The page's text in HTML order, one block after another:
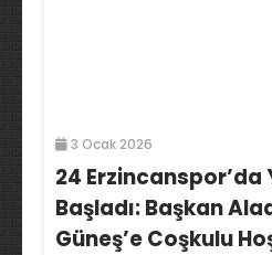
3 Ocak 2026
24 Erzincanspor’da
Başladı: Başkan
Güneş’e Coşkulu